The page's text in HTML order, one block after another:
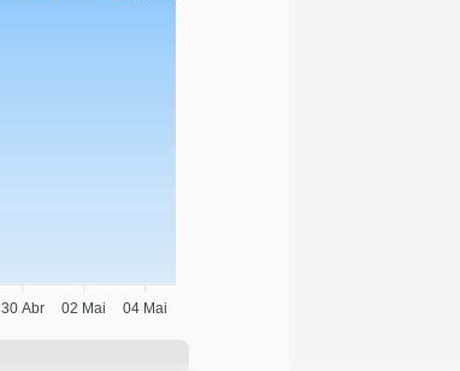
30 Abr 02 Mai 04 Mai